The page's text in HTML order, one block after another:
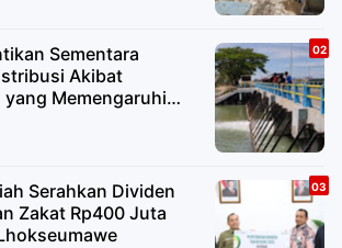
Sementara
Akibat
yang Memengaruhi
Serahkan Dividen
Zakat Rp400 Juta